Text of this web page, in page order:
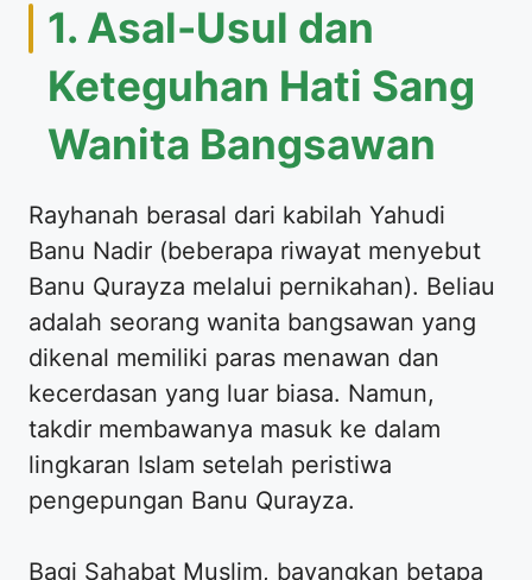
​1. Asal-Usul dan
Keteguhan Hati Sang
Wanita Bangsawan
​Rayhanah berasal dari kabilah Yahudi
Banu Nadir (beberapa riwayat menyebut
Banu Qurayza melalui pernikahan). Beliau
adalah seorang wanita bangsawan yang
dikenal memiliki paras menawan dan
kecerdasan yang luar biasa. Namun,
takdir membawanya masuk ke dalam
lingkaran Islam setelah peristiwa
pengepungan Banu Qurayza.
​Bagi Sahabat Muslim, bayangkan betapa